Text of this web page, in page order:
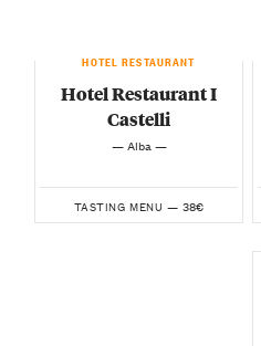
HOTEL RESTAURANT
Hotel Restaurant I
Castelli
— Alba —
TASTING MENU — 38€